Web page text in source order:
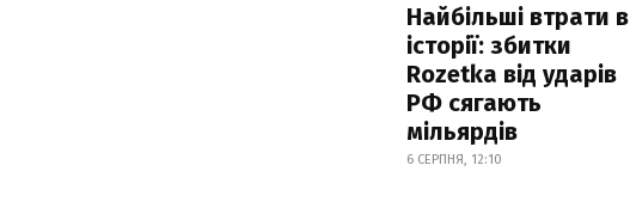
Найбільші втрати в
історії: збитки
Rozetka від ударів
РФ сягають
мільярдів
6 СЕРПНЯ, 12:10